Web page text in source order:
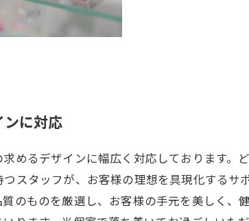
に対応
めるデザインに幅広く対応しております。
スタッフが、お客様の理想を具現化するサ
のものを厳選し、お客様の手元を美しく、